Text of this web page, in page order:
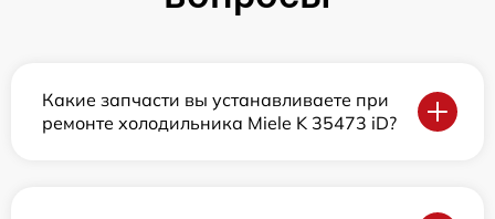
Какие запчасти вы устанавливаете при
ремонте холодильника Miele K 35473 iD?